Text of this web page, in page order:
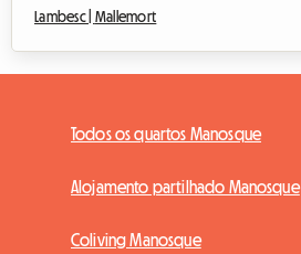
Lambesc | Mallemort
Todos os quartos Manosque
Alojamento partilhado Manosque
Coliving Manosque